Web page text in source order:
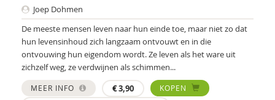
Harry Kunneman
Wouter Kusters
Hanne Laceulle
Mark Leegsma
Joep Dohmen
De meeste mensen leven naar hun einde toe, maar niet zo dat
hun levensinhoud zich langzaam ontvouwt en in die
ontvouwing hun eigendom wordt. Ze leven als het ware uit
zichzelf weg, ze verdwijnen als schimmen...
MEER INFO €3,90
KOPEN